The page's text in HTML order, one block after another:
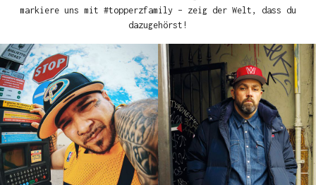
markiere uns mit #topperzfamily – zeig der Welt, dass du
dazugehörst!